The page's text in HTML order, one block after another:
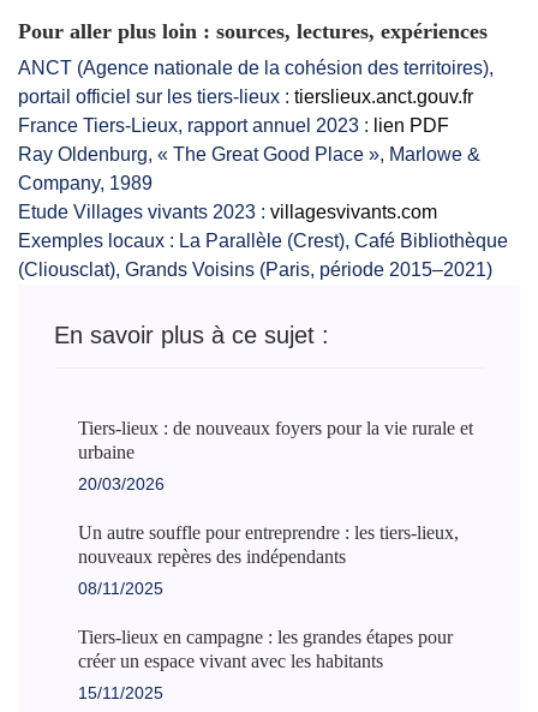
Pour aller plus loin : sources, lectures, expériences
ANCT (Agence nationale de la cohésion des territoires),
portail officiel sur les tiers-lieux : tierslieux.anct.gouv.fr
France Tiers-Lieux, rapport annuel 2023 : lien PDF
Ray Oldenburg, « The Great Good Place », Marlowe &
Company, 1989
Etude Villages vivants 2023 : villagesvivants.com
Exemples locaux : La Parallèle (Crest), Café Bibliothèque
(Cliousclat), Grands Voisins (Paris, période 2015–2021)
En savoir plus à ce sujet :
Tiers-lieux : de nouveaux foyers pour la vie rurale et
urbaine
20/03/2026
Un autre souffle pour entreprendre : les tiers-lieux,
nouveaux repères des indépendants
08/11/2025
Tiers-lieux en campagne : les grandes étapes pour
créer un espace vivant avec les habitants
15/11/2025